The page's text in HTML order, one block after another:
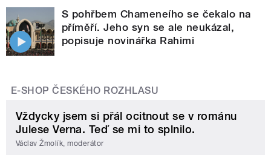
S pohřbem Chameneího se čekalo na
příměří. Jeho syn se ale neukázal,
popisuje novinářka Rahimi
E-SHOP ČESKÉHO ROZHLASU
Vždycky jsem si přál ocitnout se v románu
Julese Verna. Teď se mi to splnilo.
Václav Žmolík, moderátor